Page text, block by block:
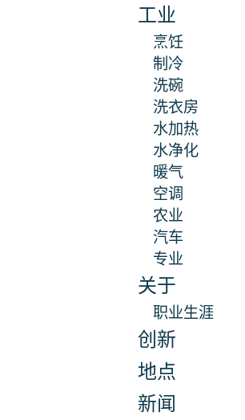
工业
烹饪
制冷
洗碗
洗衣房
水加热
水净化
暖气
空调
农业
汽车
专业
关于
职业生涯
创新
地点
新闻